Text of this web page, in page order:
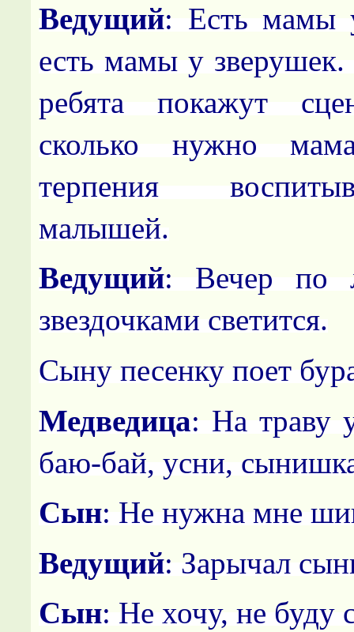
Ведущий: Есть мамы
есть мамы у
ребята покажут
сколько нужно
терпения
малышей.
Ведущий: Вечер по
звездочками светится.
Сыну песенку поет
Медведица: На траву
баю-бай, усни,
Сын: Не нужна мне
Ведущий: Зарычал
Сын: Не хочу, не буду